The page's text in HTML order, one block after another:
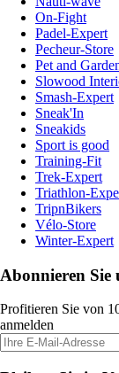
On-Fight
Padel-Expert
Pecheur-Store
Pet and
Slowood
Smash-Expert
Sneak'In
Sneakids
Sport is good
Training-Fit
Trek-Expert
Triathlon-
TripnBikers
Vélo-Store
Winter-Expert
Abonnieren Sie
Profitieren Sie von
anmelden